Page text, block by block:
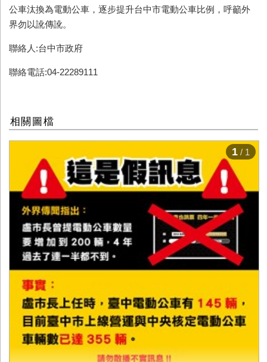
公車汰換為電動公車，逐步提升台中市電動公車比例，呼籲外
界勿以訛傳訛。
聯絡人:台中市政府
聯絡電話:04-22289111
相關圖檔
1 / 1